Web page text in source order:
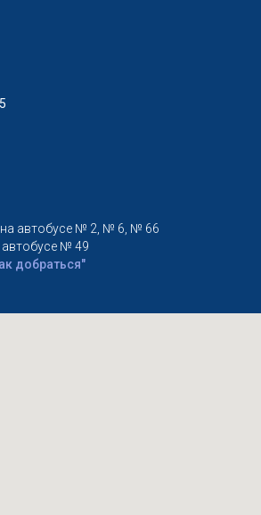
автобусе № 2, № 6, № 66
автобусе № 49
добраться"